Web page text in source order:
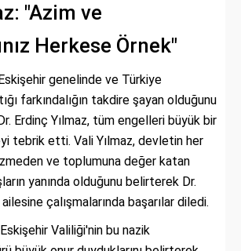
"Azim ve
Herkese Örnek"
genelinde ve Türkiye
farkındalığın takdire şayan olduğunu
Erdinç Yılmaz, tüm engelleri büyük bir
tebrik etti. Vali Yılmaz, devletin her
ve toplumuna değer katan
yanında olduğunu belirterek Dr.
çalışmalarında başarılar diledi.
Valiliği'nin bu nazik